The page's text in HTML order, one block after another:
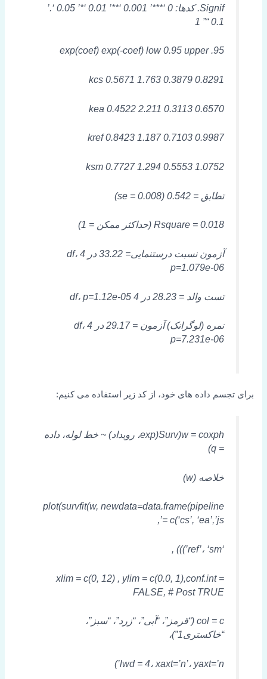
Signif. کدها: 0 ‘***’ 0.001 ‘**’ 0.01 ‘*’ 0.05 ‘.’
0.1 “” 1
exp(coef) exp(-coef) low 0.95 upper .95
kcs 0.5671 1.763 0.3879 0.8291
kea 0.4522 2.211 0.3113 0.6570
kref 0.8423 1.187 0.7103 0.9987
ksm 0.7727 1.294 0.5553 1.0752
تطابق = 0.542 (se = 0.008)
Rsquare = 0.018 (حداکثر ممکن = 1)
آزمون نسبت درستنمایی= 33.22 در 4 df،
p=1.079e-06
تست والد = 28.23 در 4 df، p=1.12e-05
نمره (لوگرانک) آزمون = 29.17 در 4 df،
p=7.231e-06
برای تجسم داده های خود، از کد زیر استفاده می کنیم:
w = coxph(Surv(exp، رویداد) ~ خط لوله، داده
= q)
خلاصه (w)
plot(survfit(w, newdata=data.frame(pipeline
= c(‘cs’, ‘ea’,’js’,
‘ref’، ‘sm’))) ,
xlim = c(0, 12) , ylim = c(0.0, 1),conf.int =
FALSE, # Post TRUE
col = c (“قرمز”، “آبی”، “زرد”، “سبز”،
“خاکستری1”)،
lwd = 4، xaxt=’n’، yaxt=’n’)